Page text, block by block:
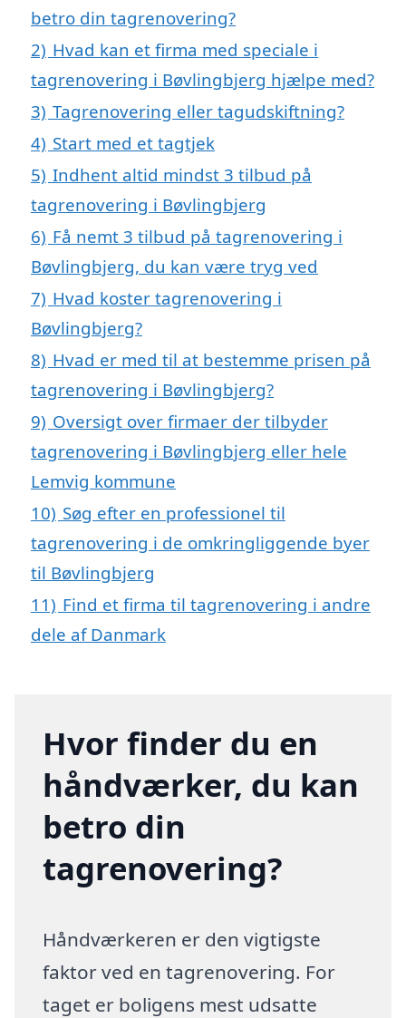
betro din tagrenovering?
2) Hvad kan et firma med speciale i
tagrenovering i Bøvlingbjerg hjælpe med?
3) Tagrenovering eller tagudskiftning?
4) Start med et tagtjek
5) Indhent altid mindst 3 tilbud på
tagrenovering i Bøvlingbjerg
6) Få nemt 3 tilbud på tagrenovering i
Bøvlingbjerg, du kan være tryg ved
7) Hvad koster tagrenovering i
Bøvlingbjerg?
8) Hvad er med til at bestemme prisen på
tagrenovering i Bøvlingbjerg?
9) Oversigt over firmaer der tilbyder
tagrenovering i Bøvlingbjerg eller hele
Lemvig kommune
10) Søg efter en professionel til
tagrenovering i de omkringliggende byer
til Bøvlingbjerg
11) Find et firma til tagrenovering i andre
dele af Danmark
Hvor finder du en
håndværker, du kan
betro din
tagrenovering?
Håndværkeren er den vigtigste
faktor ved en tagrenovering. For
taget er boligens mest udsatte